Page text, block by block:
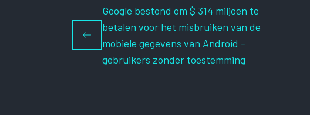
Google bestond om $ 314 miljoen te
betalen voor het misbruiken van de
mobiele gegevens van Android -
gebruikers zonder toestemming